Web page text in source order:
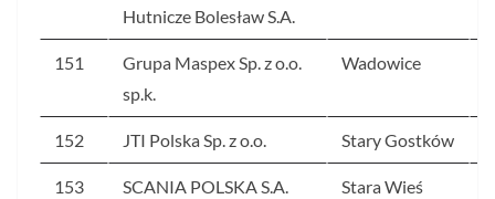
Hutnicze Bolesław S.A.
151
Grupa Maspex Sp. z o.o.
sp.k.
Wadowice
152 JTI Polska Sp. z o.o. Stary Gostków
153 SCANIA POLSKA S.A. Stara Wieś